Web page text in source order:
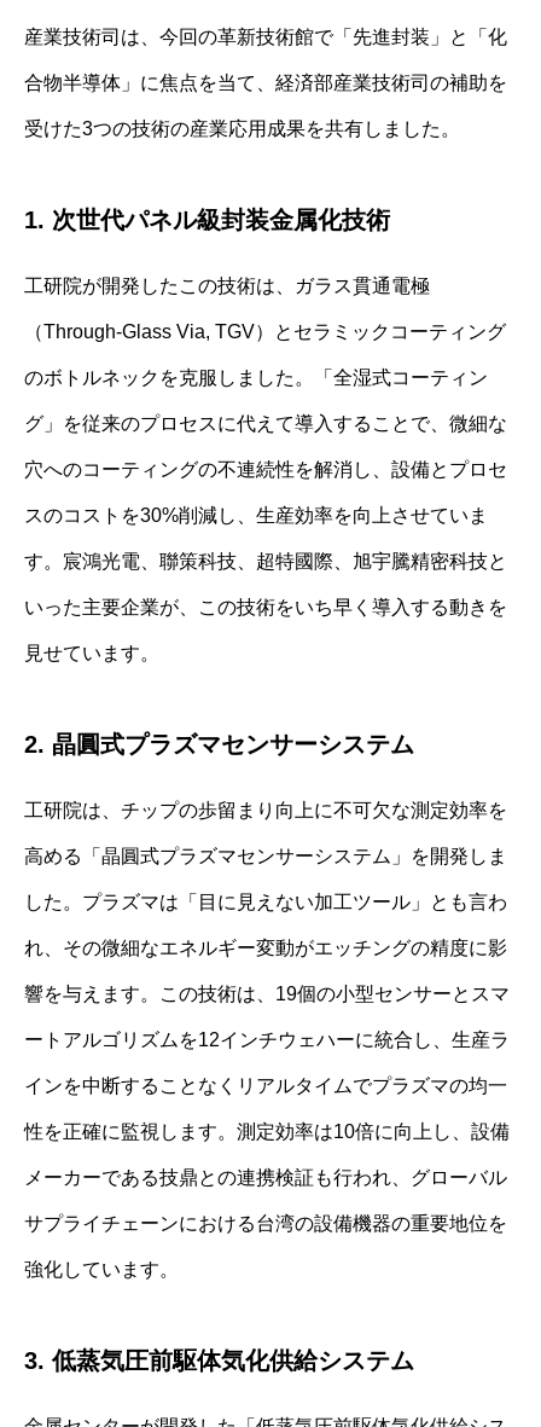
産業技術司は、今回の革新技術館で「先進封装」と「化
合物半導体」に焦点を当て、経済部産業技術司の補助を
受けた3つの技術の産業応用成果を共有しました。
1. 次世代パネル級封装金属化技術
工研院が開発したこの技術は、ガラス貫通電極
（Through-Glass Via, TGV）とセラミックコーティング
のボトルネックを克服しました。「全湿式コーティン
グ」を従来のプロセスに代えて導入することで、微細な
穴へのコーティングの不連続性を解消し、設備とプロセ
スのコストを30%削減し、生産効率を向上させていま
す。宸鴻光電、聯策科技、超特國際、旭宇騰精密科技と
いった主要企業が、この技術をいち早く導入する動きを
見せています。
2. 晶圓式プラズマセンサーシステム
工研院は、チップの歩留まり向上に不可欠な測定効率を
高める「晶圓式プラズマセンサーシステム」を開発しま
した。プラズマは「目に見えない加工ツール」とも言わ
れ、その微細なエネルギー変動がエッチングの精度に影
響を与えます。この技術は、19個の小型センサーとスマ
ートアルゴリズムを12インチウェハーに統合し、生産ラ
インを中断することなくリアルタイムでプラズマの均一
性を正確に監視します。測定効率は10倍に向上し、設備
メーカーである技鼎との連携検証も行われ、グローバル
サプライチェーンにおける台湾の設備機器の重要地位を
強化しています。
3. 低蒸気圧前駆体気化供給システム